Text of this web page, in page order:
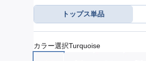
トップス単品
カラー選択Turquoise